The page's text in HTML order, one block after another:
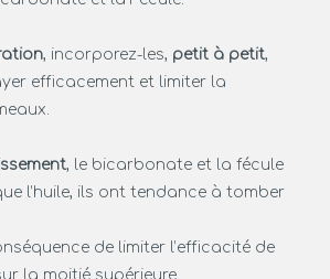
, incorporez-les, petit à petit,
efficacement et limiter la
, le bicarbonate et la fécule
l’huile, ils ont tendance à tomber
de limiter l’efficacité de
la moitié supérieure.